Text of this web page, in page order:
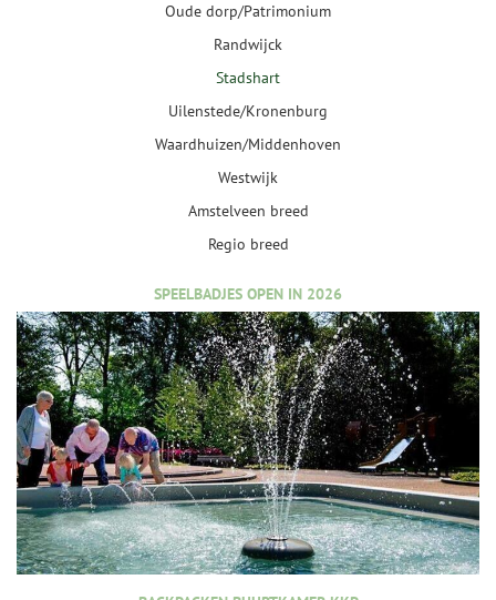
Oude dorp/Patrimonium
Randwijck
Stadshart
Uilenstede/Kronenburg
Waardhuizen/Middenhoven
Westwijk
Amstelveen breed
Regio breed
SPEELBADJES OPEN IN 2026